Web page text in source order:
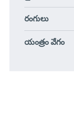
రంగులు
యంత్రం వేగం